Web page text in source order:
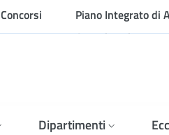
Concorsi
Piano Integrato di
Organizzazione
Dipartimenti